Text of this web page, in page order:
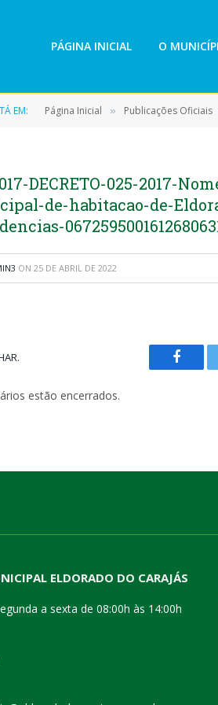
PÁGINA INICIAL O
EM: Página Inicial » Publicações Oficiais
DECRETO-025-2017-
de-habitacao-de-
ON 25 DE ABRIL DE 2022
estão encerrados.
ELDORADO DO CARAJÁS
a sexta de 08:00h às 14:00h